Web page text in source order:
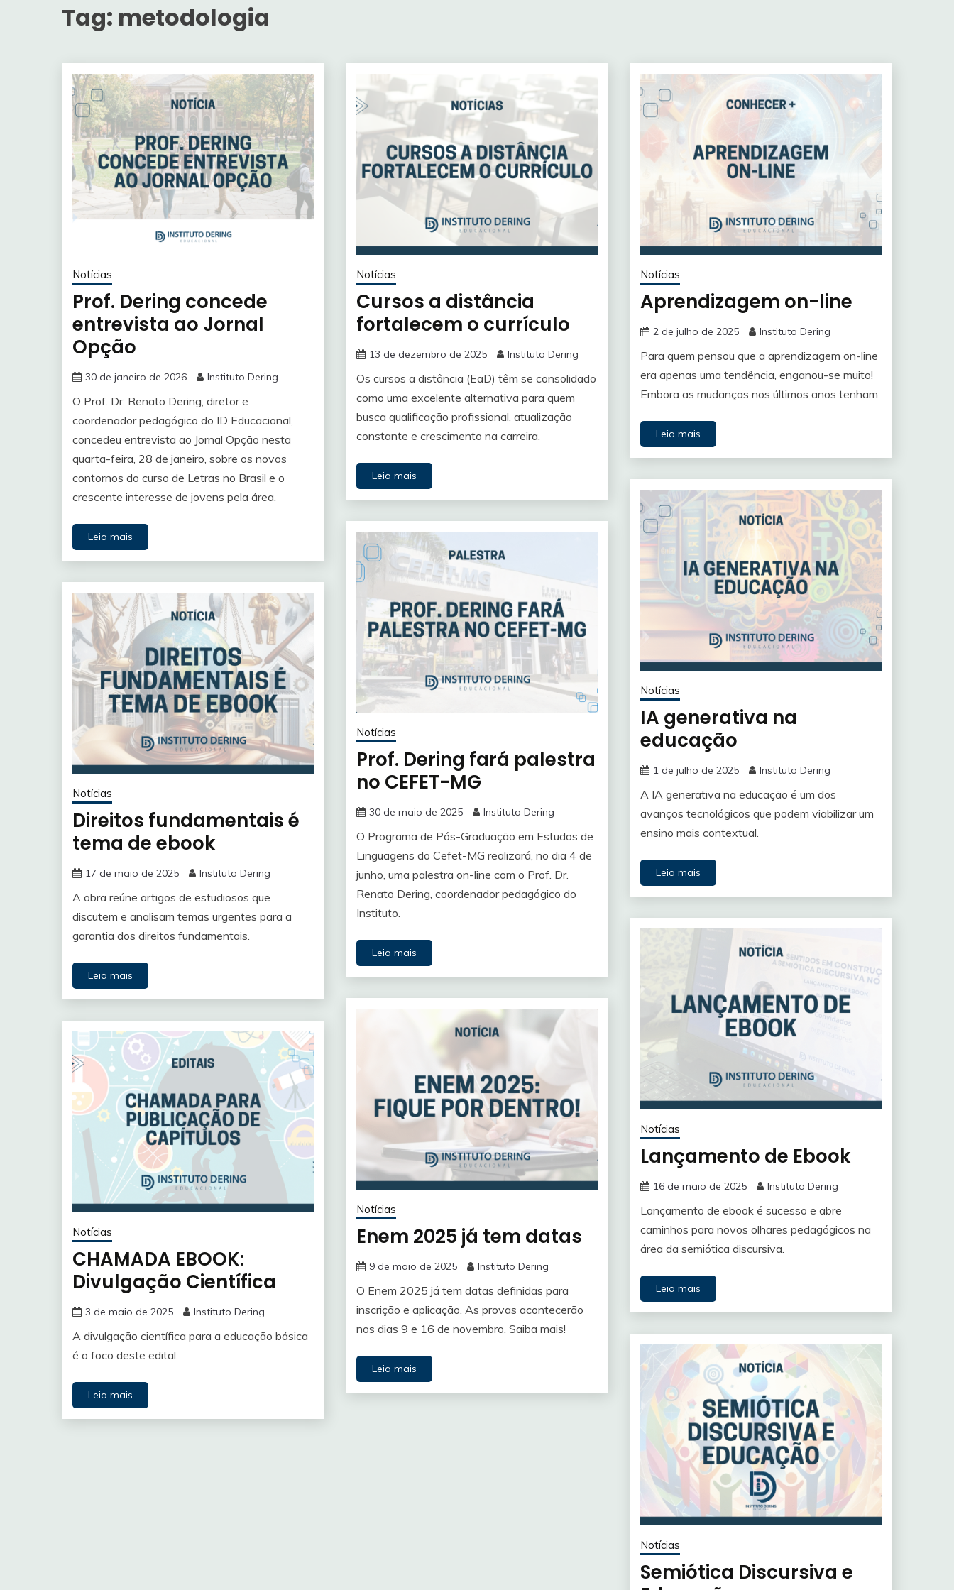
Tag: metodologia
Notícias
Prof. Dering concede
entrevista ao Jornal
Opção
30 de janeiro de 2026 Instituto Dering
O Prof. Dr. Renato Dering, diretor e
coordenador pedagógico do ID Educacional,
concedeu entrevista ao Jornal Opção nesta
quarta-feira, 28 de janeiro, sobre os novos
contornos do curso de Letras no Brasil e o
crescente interesse de jovens pela área.
Leia mais
Notícias
Cursos a distância
fortalecem o currículo
13 de dezembro de 2025 Instituto Dering
Os cursos a distância (EaD) têm se consolidado
como uma excelente alternativa para quem
busca qualificação profissional, atualização
constante e crescimento na carreira.
Leia mais
Notícias
Aprendizagem on-line
2 de julho de 2025 Instituto Dering
Para quem pensou que a aprendizagem on-line
era apenas uma tendência, enganou-se muito!
Embora as mudanças nos últimos anos tenham
Leia mais
Notícias
IA generativa na
educação
1 de julho de 2025 Instituto Dering
A IA generativa na educação é um dos
avanços tecnológicos que podem viabilizar um
ensino mais contextual.
Leia mais
Notícias
Prof. Dering fará palestra
no CEFET-MG
30 de maio de 2025 Instituto Dering
O Programa de Pós-Graduação em Estudos de
Linguagens do Cefet-MG realizará, no dia 4 de
junho, uma palestra on-line com o Prof. Dr.
Renato Dering, coordenador pedagógico do
Instituto.
Leia mais
Notícias
Direitos fundamentais é
tema de ebook
17 de maio de 2025 Instituto Dering
A obra reúne artigos de estudiosos que
discutem e analisam temas urgentes para a
garantia dos direitos fundamentais.
Leia mais
Notícias
Lançamento de Ebook
16 de maio de 2025 Instituto Dering
Lançamento de ebook é sucesso e abre
caminhos para novos olhares pedagógicos na
área da semiótica discursiva.
Leia mais
Notícias
Enem 2025 já tem datas
9 de maio de 2025 Instituto Dering
O Enem 2025 já tem datas definidas para
inscrição e aplicação. As provas acontecerão
nos dias 9 e 16 de novembro. Saiba mais!
Leia mais
Notícias
CHAMADA EBOOK:
Divulgação Científica
3 de maio de 2025 Instituto Dering
A divulgação científica para a educação básica
é o foco deste edital.
Leia mais
Notícias
Semiótica Discursiva e